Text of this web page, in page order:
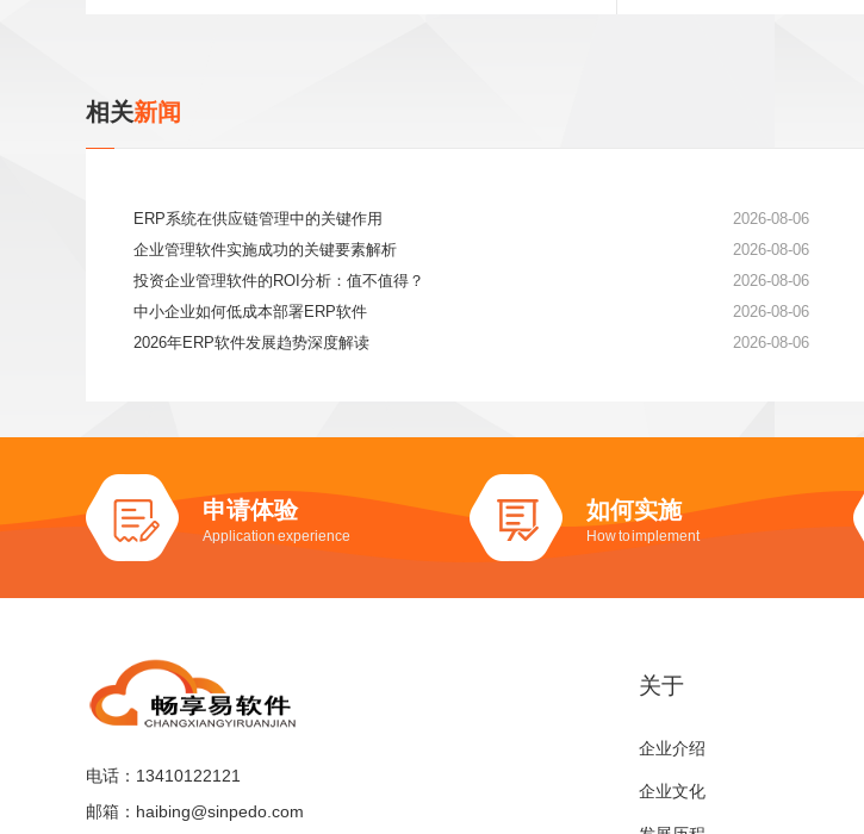
相关新闻
ERP系统在供应链管理中的关键作用
2026-08-06
企业管理软件实施成功的关键要素解析
2026-08-06
投资企业管理软件的ROI分析：值不值得？
2026-08-06
中小企业如何低成本部署ERP软件
2026-08-06
2026年ERP软件发展趋势深度解读
2026-08-06
申请体验
Application experience
如何实施
How to implement
电话：13410122121
邮箱：haibing@sinpedo.com
关于
企业介绍
企业文化